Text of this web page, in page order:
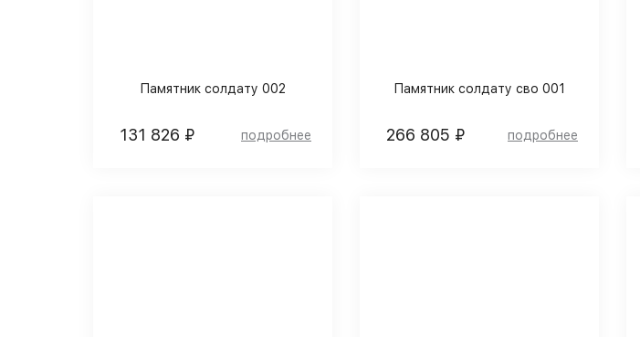
Памятник солдату 002
131 826 ₽
Памятник солдату сво 001
266 805 ₽